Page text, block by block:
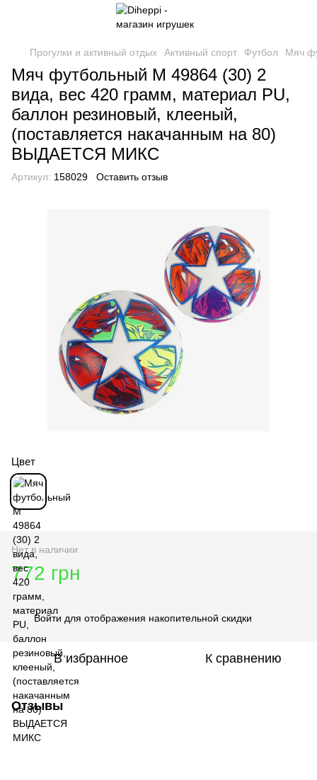
Прогулки и активный отдых Активный спорт Футбол Мяч
Мяч футбольный М 49864 (30) 2
вида, вес 420 грамм, материал PU,
баллон резиновый, клееный,
(поставляется накачанным на 80)
ВЫДАЕТСЯ МИКС
Артикул: 158029 Оставить отзыв
Цвет
Нет в наличии
772 грн
Войти для отображения накопительной скидки
В избранное К сравнению
Отзывы